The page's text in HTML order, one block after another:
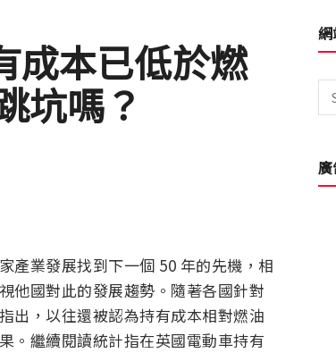
成本已低於燃
坑嗎？
產業發展找到下一個 50 年的先機，相
他國對此的發展趨勢。隨著各國針對
出，以往還被認為持有成本相對燃油
。繼續閱讀統計指在英國電動車持有